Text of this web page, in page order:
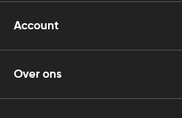
Account
Over ons